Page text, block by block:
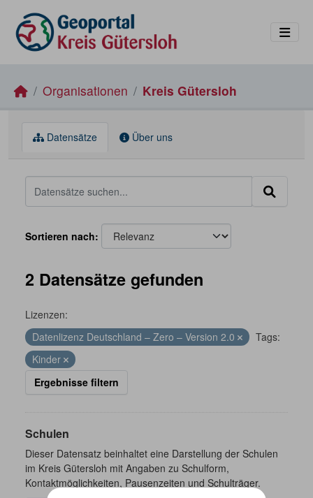
Organisationen Kreis Gütersloh
Datensätze Über uns
Sortieren nach
2 Datensätze gefunden
Lizenzen:
Datenlizenz Deutschland – Zero – Version 2.0
Tags:
Kinder
Ergebnisse filtern
Schulen
Dieser Datensatz beinhaltet eine Darstellung der Schulen
im Kreis Gütersloh mit Angaben zu Schulform,
Kontaktmöglichkeiten, Pausenzeiten und Schulträger.